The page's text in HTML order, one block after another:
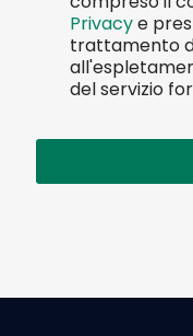
Privacye
trattamento
del servizio